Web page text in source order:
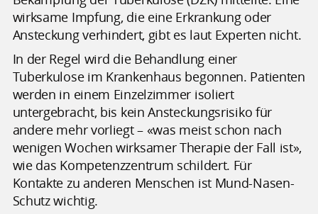
wirksame Impfung, die eine Erkrankung oder
Ansteckung verhindert, gibt es laut Experten nicht.
In der Regel wird die Behandlung einer
Tuberkulose im Krankenhaus begonnen. Patienten
werden in einem Einzelzimmer isoliert
untergebracht, bis kein Ansteckungsrisiko für
andere mehr vorliegt – «was meist schon nach
wenigen Wochen wirksamer Therapie der Fall ist»,
wie das Kompetenzzentrum schildert. Für
Kontakte zu anderen Menschen ist Mund-Nasen-
Schutz wichtig.